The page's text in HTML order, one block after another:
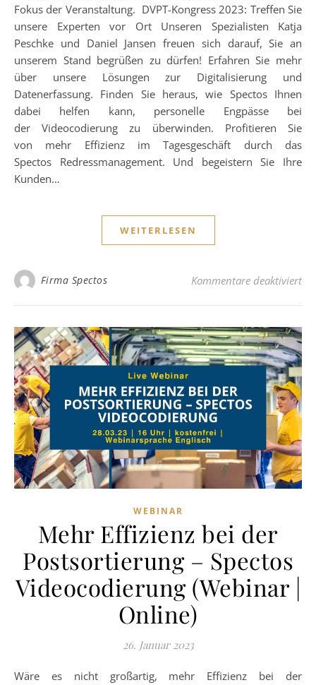
Fokus der Veranstaltung. DVPT-Kongress 2023: Treffen Sie
unsere Experten vor Ort Unseren Spezialisten Katja
Peschke und Daniel Jansen freuen sich darauf, Sie an
unserem Stand begrüßen zu dürfen! Erfahren Sie mehr
über unsere Lösungen zur Digitalisierung und
Datenerfassung. Finden Sie heraus, wie Spectos Ihnen
dabei helfen kann, personelle Engpässe bei
der Videocodierung zu überwinden. Profitieren Sie
von mehr Effizienz im Tagesgeschäft durch das
Spectos Redressmanagement. Und begeistern Sie Ihre
Kunden…
WEITERLESEN
Firma Spectos Kommentare deaktiviertfür
WEBINAR
Mehr Effizienz bei der
Postsortierung – Spectos
Videocodierung (Webinar |
Online)
26. Januar 2023
Wäre es nicht großartig, mehr Effizienz bei der